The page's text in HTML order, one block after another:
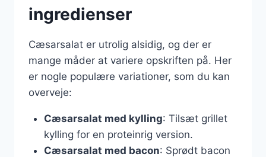
ingredienser
Cæsarsalat er utrolig alsidig, og der er
mange måder at variere opskriften på. Her
er nogle populære variationer, som du kan
overveje:
Cæsarsalat med kylling: Tilsæt grillet
kylling for en proteinrig version.
Cæsarsalat med bacon: Sprødt bacon